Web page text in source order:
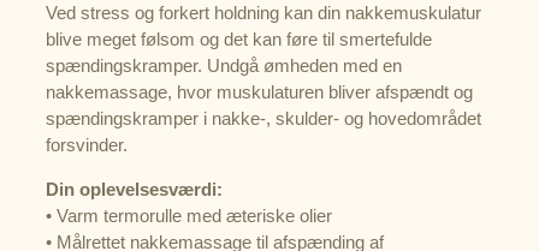
Ved stress og forkert holdning kan din nakkemuskulatur
blive meget følsom og det kan føre til smertefulde
spændingskramper. Undgå ømheden med en
nakkemassage, hvor muskulaturen bliver afspændt og
spændingskramper i nakke-, skulder- og hovedområdet
forsvinder.
Din oplevelsesværdi:
• Varm termorulle med æteriske olier
• Målrettet nakkemassage til afspænding af